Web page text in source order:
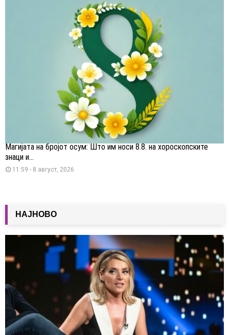
Магијата на бројот осум: Што им носи 8.8. на хороскопските
знаци и...
11:59 - 8 август, 2026
НАЈНОВО